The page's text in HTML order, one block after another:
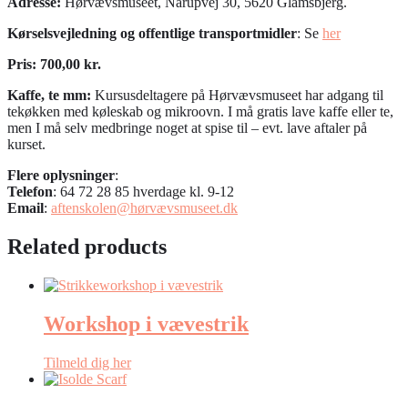
Kørselsvejledning og offentlige transportmidler: Se her
Pris: 700,00 kr.
Kaffe, te mm: Kursusdeltagere på Hørvævsmuseet har adgang til
tekøkken med køleskab og mikroovn. I må gratis lave kaffe eller te,
men I må selv medbringe noget at spise til – evt. lave aftaler på
kurset.
Flere oplysninger:
Telefon: 64 72 28 85 hverdage kl. 9-12
Email: aftenskolen@hørvævsmuseet.dk
Related products
Workshop i vævestrik
Tilmeld dig her